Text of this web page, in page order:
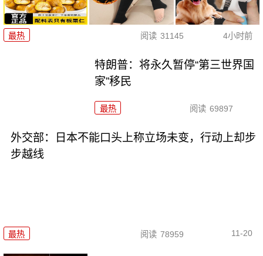
最热 阅读 31145 4小时前
特朗普：将永久暂停“第三世界国
家”移民
最热 阅读 69897
外交部：日本不能口头上称立场未变，行动上却步
步越线
最热 阅读 78959 11-20